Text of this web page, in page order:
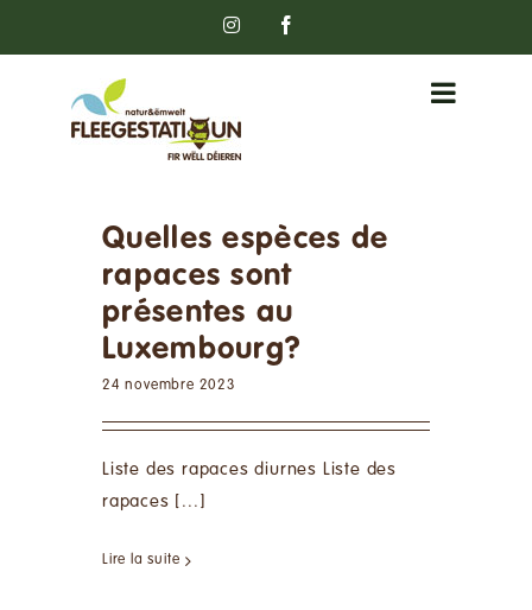
Instagram
Quelles espèces de
rapaces sont
présentes au
Luxembourg?
24 novembre 2023
Liste des rapaces diurnes Liste des
rapaces [...]
Lire la suite